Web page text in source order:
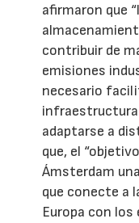
afirmaron que
contribuir de
emisiones
necesario
infraestructura
adaptarse a
que, el
Ámsterdam
que conecte a
Europa con